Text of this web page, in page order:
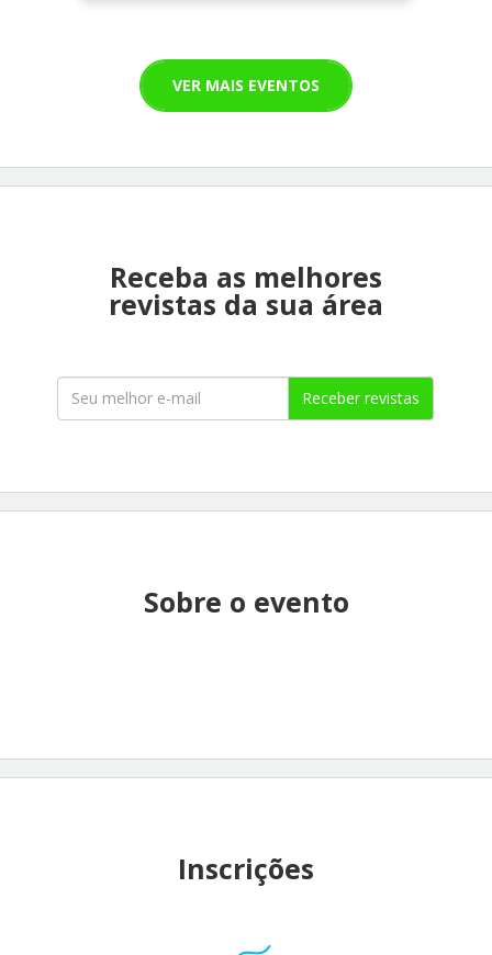
VER MAIS EVENTOS
Receba as melhores
revistas da sua área
Receber revistas
Sobre o evento
Inscrições